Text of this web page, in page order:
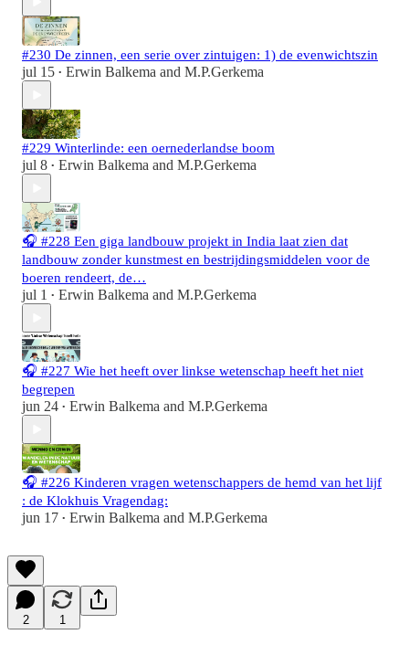
#230 De zinnen, een serie over zintuigen: 1) de evenwichtszin
jul 15 • Erwin Balkema and M.P.Gerkema
#229 Winterlinde: een oernederlandse boom
jul 8 • Erwin Balkema and M.P.Gerkema
🎧 #228 Een giga landbouw projekt in India laat zien dat
landbouw zonder kunstmest en bestrijdingsmiddelen voor de
boeren rendeert, de…
jul 1 • Erwin Balkema and M.P.Gerkema
🎧 #227 Wie het heeft over linkse wetenschap heeft het niet
begrepen
jun 24 • Erwin Balkema and M.P.Gerkema
🎧 #226 Kinderen vragen wetenschappers de hemd van het lijf
: de Klokhuis Vragendag:
jun 17 • Erwin Balkema and M.P.Gerkema
2 1